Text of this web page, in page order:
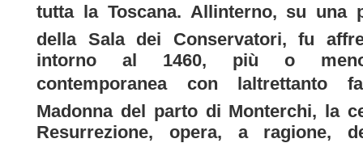
tutta la Toscana. Allinterno, su una
della Sala dei Conservatori, fu
intorno al 1460, più o
contemporanea con laltrettanto
Madonna del parto di Monterchi, la
Resurrezione, opera, a ragione,